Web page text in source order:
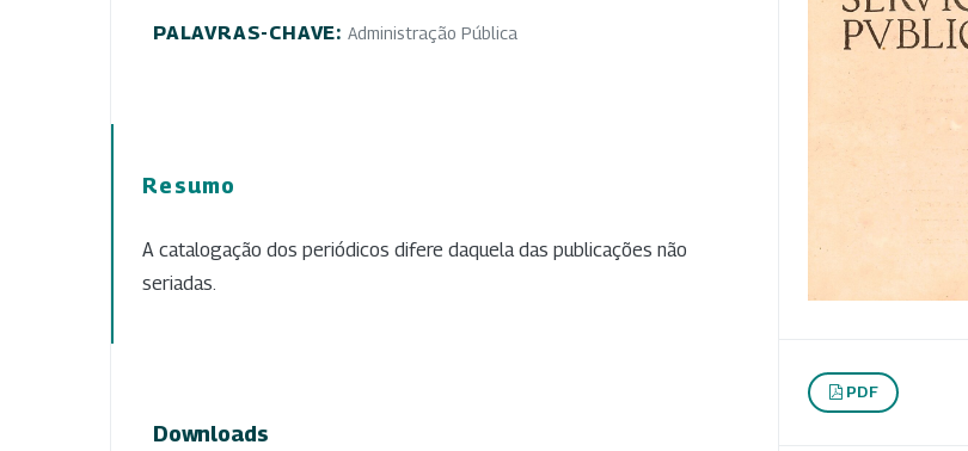
PALAVRAS-CHAVE: Administração Pública
Resumo
A catalogação dos periódicos difere daquela das publicações não
seriadas.
Downloads
PDF